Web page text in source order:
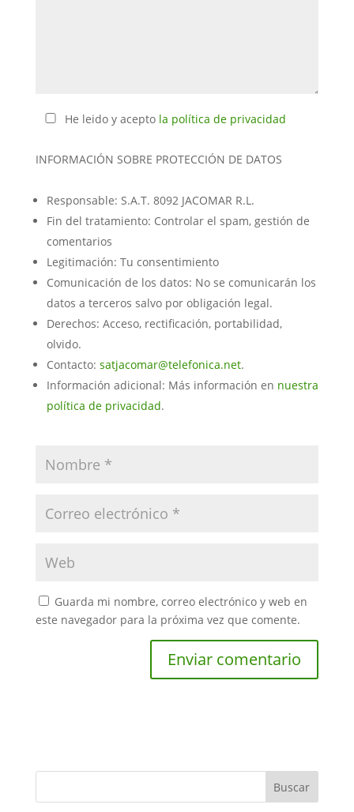
He leido y acepto la política de privacidad
INFORMACIÓN SOBRE PROTECCIÓN DE DATOS
Responsable: S.A.T. 8092 JACOMAR R.L.
Fin del tratamiento: Controlar el spam, gestión de
comentarios
Legitimación: Tu consentimiento
Comunicación de los datos: No se comunicarán los
datos a terceros salvo por obligación legal.
Derechos: Acceso, rectificación, portabilidad,
olvido.
Contacto: satjacomar@telefonica.net.
Información adicional: Más información en nuestra
política de privacidad.
Guarda mi nombre, correo electrónico y web en
este navegador para la próxima vez que comente.